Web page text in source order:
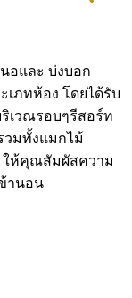
อและ บ่งบอก
เภทห้อง โดยได้รับ
เวณรอบๆรีสอร์ท
วมทั้งแมกไม้
ให้คุณสัมผัสความ
านอน